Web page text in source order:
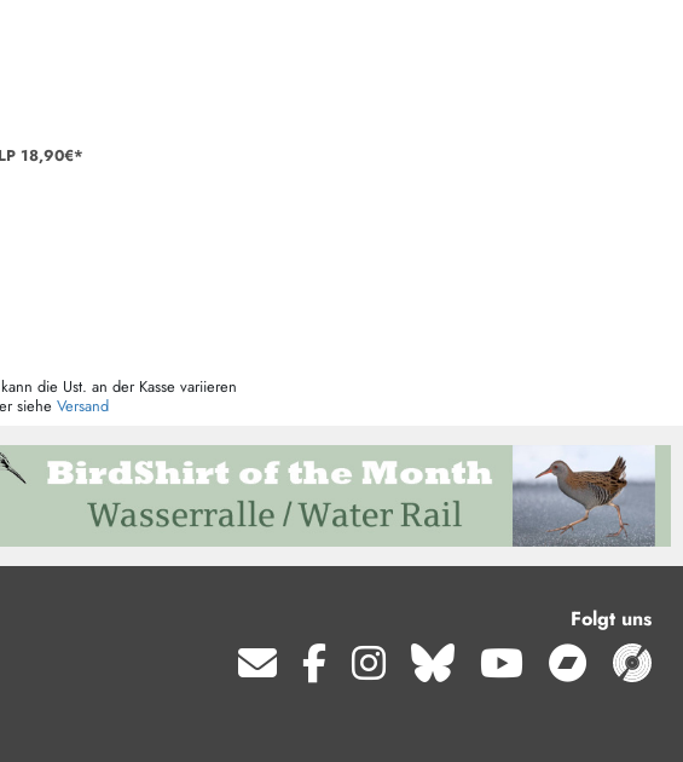
LP 18,90€*
die Ust. an der Kasse variieren
siehe Versand
Folgt uns